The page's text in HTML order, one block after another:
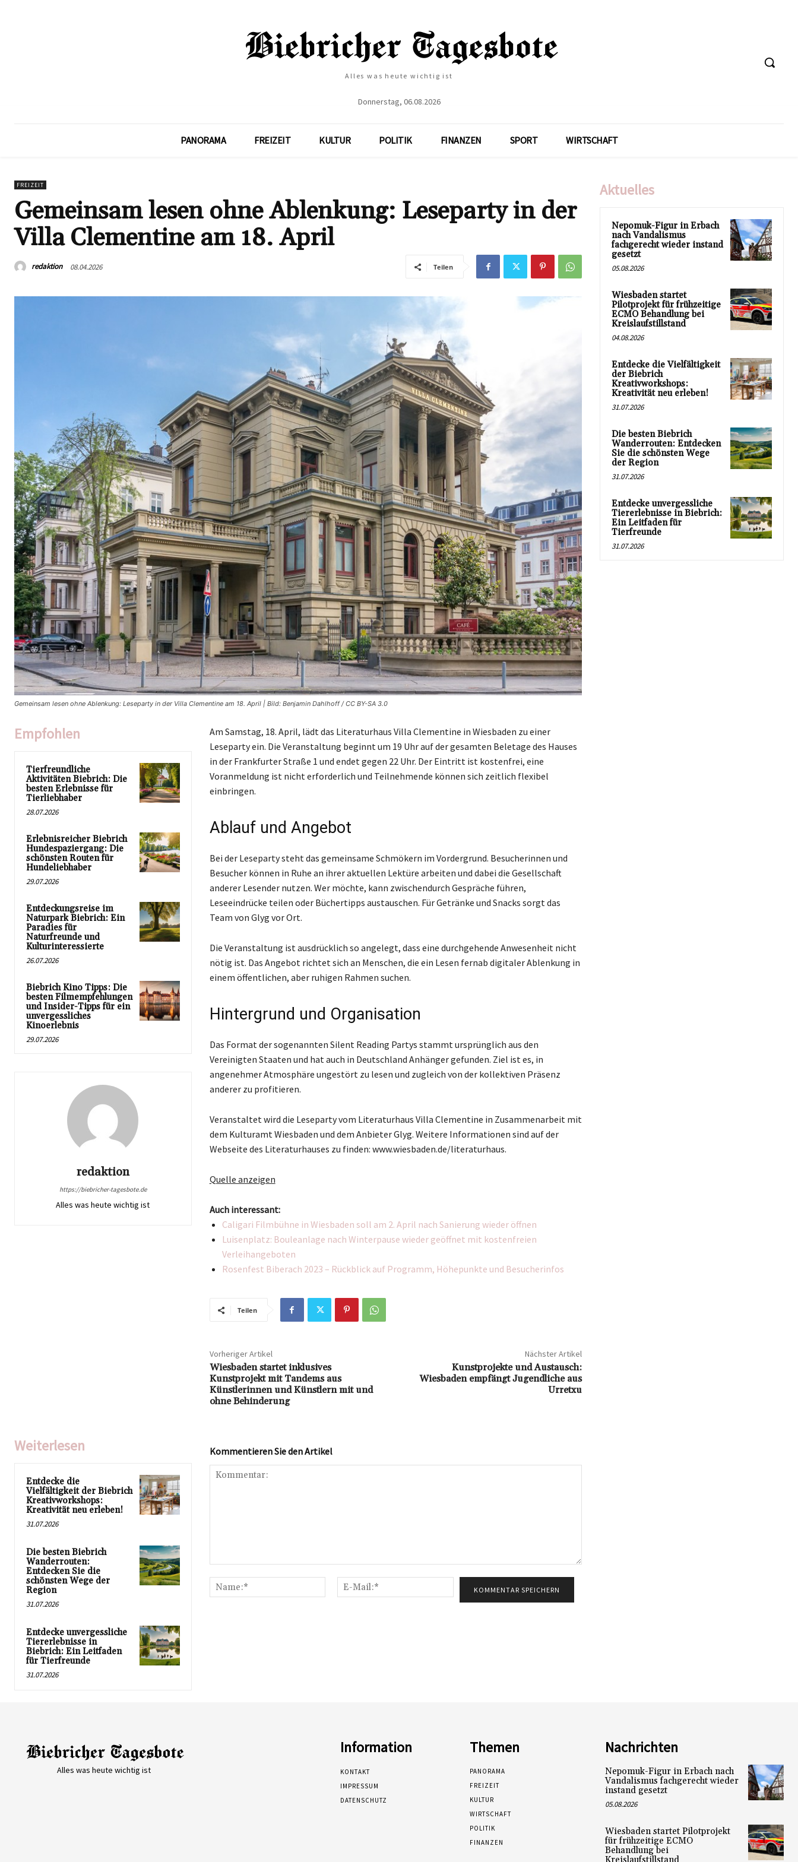
Alles was heute wichtig ist
Donnerstag, 06.08.2026
PANORAMA FREIZEIT KULTUR POLITIK FINANZEN SPORT WIRTSCHAFT
FREIZEIT
Gemeinsam lesen ohne Ablenkung: Leseparty in der
Villa Clementine am 18. April
redaktion 08.04.2026 Teilen
Gemeinsam lesen ohne Ablenkung: Leseparty in der Villa Clementine am 18. April | Bild: Benjamin Dahlhoff / CC BY-SA 3.0
Empfohlen
Tierfreundliche
Aktivitäten Biebrich: Die
besten Erlebnisse für
Tierliebhaber
28.07.2026
Erlebnisreicher Biebrich
Hundespaziergang: Die
schönsten Routen für
Hundeliebhaber
29.07.2026
Entdeckungsreise im
Naturpark Biebrich: Ein
Paradies für
Naturfreunde und
Kulturinteressierte
26.07.2026
Biebrich Kino Tipps: Die
besten Filmempfehlungen
und Insider-Tipps für ein
unvergessliches
Kinoerlebnis
29.07.2026
redaktion
https://biebricher-tagesbote.de
Alles was heute wichtig ist
Am Samstag, 18. April, lädt das Literaturhaus Villa Clementine in Wiesbaden zu einer
Leseparty ein. Die Veranstaltung beginnt um 19 Uhr auf der gesamten Beletage des Hauses
in der Frankfurter Straße 1 und endet gegen 22 Uhr. Der Eintritt ist kostenfrei, eine
Voranmeldung ist nicht erforderlich und Teilnehmende können sich zeitlich flexibel
einbringen.
Ablauf und Angebot
Bei der Leseparty steht das gemeinsame Schmökern im Vordergrund. Besucherinnen und
Besucher können in Ruhe an ihrer aktuellen Lektüre arbeiten und dabei die Gesellschaft
anderer Lesender nutzen. Wer möchte, kann zwischendurch Gespräche führen,
Leseeindrücke teilen oder Büchertipps austauschen. Für Getränke und Snacks sorgt das
Team von Glyg vor Ort.
Die Veranstaltung ist ausdrücklich so angelegt, dass eine durchgehende Anwesenheit nicht
nötig ist. Das Angebot richtet sich an Menschen, die ein Lesen fernab digitaler Ablenkung in
einem öffentlichen, aber ruhigen Rahmen suchen.
Hintergrund und Organisation
Das Format der sogenannten Silent Reading Partys stammt ursprünglich aus den
Vereinigten Staaten und hat auch in Deutschland Anhänger gefunden. Ziel ist es, in
angenehmer Atmosphäre ungestört zu lesen und zugleich von der kollektiven Präsenz
anderer zu profitieren.
Veranstaltet wird die Leseparty vom Literaturhaus Villa Clementine in Zusammenarbeit mit
dem Kulturamt Wiesbaden und dem Anbieter Glyg. Weitere Informationen sind auf der
Webseite des Literaturhauses zu finden: www.wiesbaden.de/literaturhaus.
Quelle anzeigen
Auch interessant:
Caligari Filmbühne in Wiesbaden soll am 2. April nach Sanierung wieder öffnen
Luisenplatz: Bouleanlage nach Winterpause wieder geöffnet mit kostenfreien
Verleihangeboten
Rosenfest Biberach 2023 – Rückblick auf Programm, Höhepunkte und Besucherinfos
Teilen
Vorheriger Artikel
Wiesbaden startet inklusives
Kunstprojekt mit Tandems aus
Künstlerinnen und Künstlern mit und
ohne Behinderung
Nächster Artikel
Kunstprojekte und Austausch:
Wiesbaden empfängt Jugendliche aus
Urretxu
Weiterlesen
Entdecke die
Vielfältigkeit der Biebrich
Kreativworkshops:
Kreativität neu erleben!
31.07.2026
Die besten Biebrich
Wanderrouten:
Entdecken Sie die
schönsten Wege der
Region
31.07.2026
Entdecke unvergessliche
Tiererlebnisse in
Biebrich: Ein Leitfaden
für Tierfreunde
31.07.2026
Kommentieren Sie den Artikel
Name:*
Mail:*
Aktuelles
Nepomuk-Figur in Erbach
nach Vandalismus
fachgerecht wieder instand
gesetzt
05.08.2026
Wiesbaden startet
Pilotprojekt für frühzeitige
ECMO Behandlung bei
Kreislaufstillstand
04.08.2026
Entdecke die Vielfältigkeit
der Biebrich
Kreativworkshops:
Kreativität neu erleben!
31.07.2026
Die besten Biebrich
Wanderrouten: Entdecken
Sie die schönsten Wege
der Region
31.07.2026
Entdecke unvergessliche
Tiererlebnisse in Biebrich:
Ein Leitfaden für
Tierfreunde
31.07.2026
Alles was heute wichtig ist
Information
KONTAKT
IMPRESSUM
DATENSCHUTZ
Themen
PANORAMA
FREIZEIT
KULTUR
WIRTSCHAFT
POLITIK
FINANZEN
Nachrichten
Nepomuk-Figur in Erbach nach
Vandalismus fachgerecht wieder
instand gesetzt
05.08.2026
Wiesbaden startet Pilotprojekt
für frühzeitige ECMO
Behandlung bei